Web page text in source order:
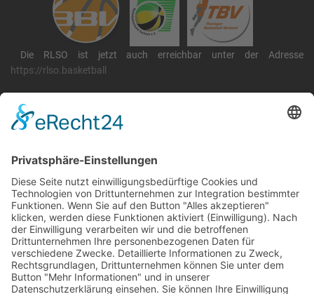
Die RLSO ist jetzt auch erreichbar unter der Adresse
https://rlso.basketball
RLSO Minikalender
August 2026
Mo Di Mi Do Fr Sa
So
31